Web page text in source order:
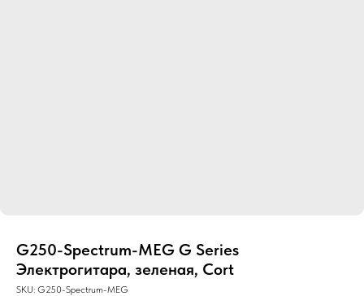
G250-Spectrum-MEG G Series
Электрогитара, зеленая, Cort
SKU: G250-Spectrum-MEG